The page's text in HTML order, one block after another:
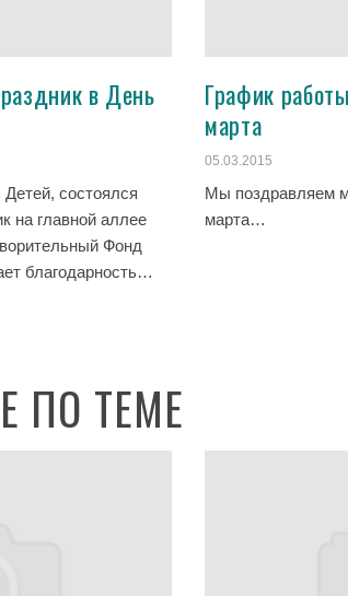
в День
состоялся
на главной аллее
Фонд
благодарность…
График
марта
05.03.2015
Мы поздравляем
марта…
ПО ТЕМЕ